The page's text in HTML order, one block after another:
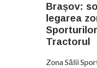
Brașov:
legarea
Tractorul
Zona Sălii